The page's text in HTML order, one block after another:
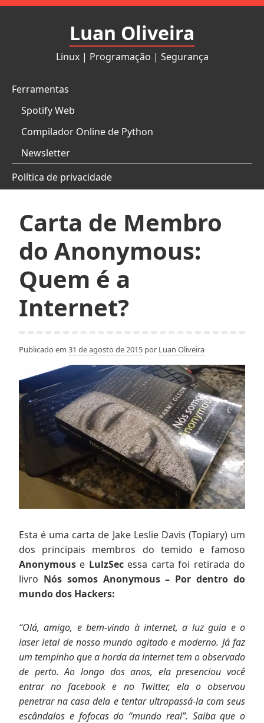
Pular
Luan Oliveira
Linux | Programação | Segurança
Ferramentas
Spotify Web
Compilador Online de Python
Newsletter
Política de privacidade
Carta de Membro
do Anonymous:
Quem é a
Internet?
Publicado em 31 de agosto de 2015 por Luan Oliveira
Esta é uma carta de Jake Leslie Davis (Topiary) um
dos principais membros do temido e famoso
Anonymous e LulzSecessa carta foi retirada do
livro Nós somos Anonymous – Por dentro do
mundo dos Hackers:
“Olá, amigo, e bem-vindo à internet, a luz guia e o
laser letal de nosso mundo agitado e moderno. Já faz
um tempinho que a horda da internet tem o observado
de perto. Ao longo dos anos, ela presenciou você
entrar no facebook e no Twitter, ela o observou
penetrar na casa dela e tentar ultrapassá-la com seus
escândalos e fofocas do “mundo real”. Saiba que o